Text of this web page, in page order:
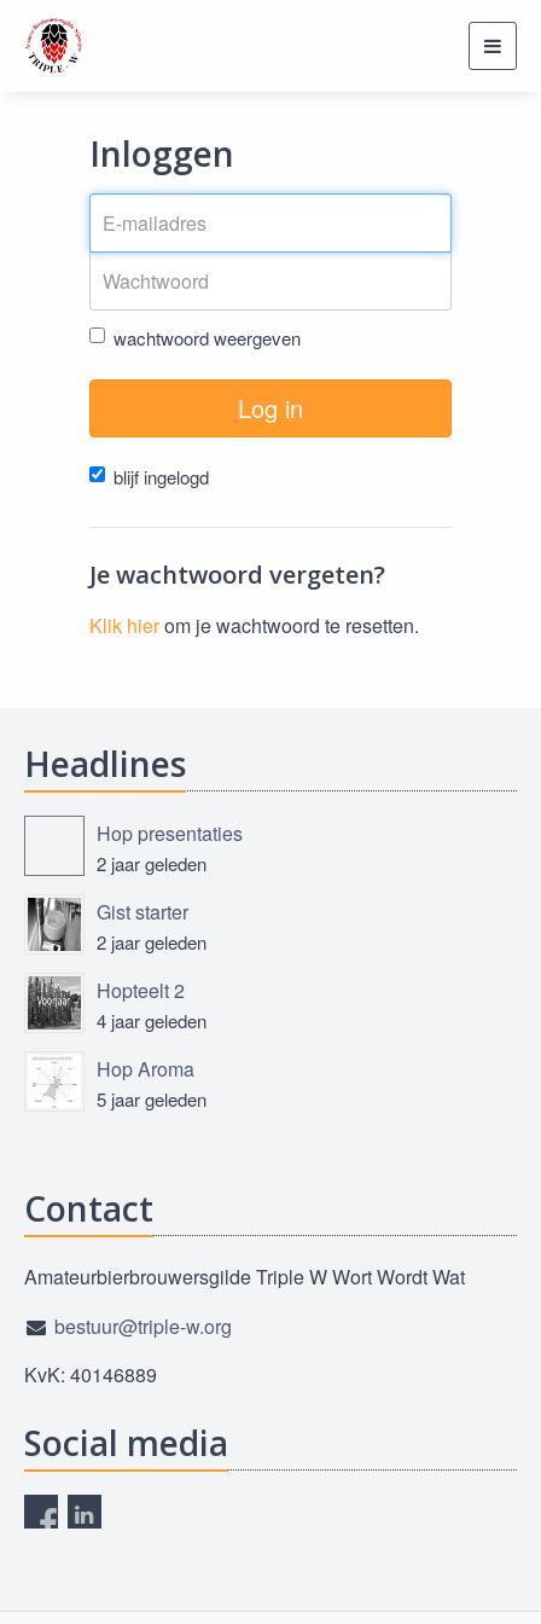
Inloggen
wachtwoord weergeven
Log in
blijf ingelogd
Je wachtwoord vergeten?
Klik hierom je wachtwoord te resetten.
Headlines
Hop presentaties
2 jaar geleden
Gist starter
2 jaar geleden
Hopteelt 2
4 jaar geleden
Hop Aroma
5 jaar geleden
Contact
Amateurbierbrouwersgilde Triple W Wort Wordt Wat
bestuur@triple-w.org
KvK: 40146889
Social media